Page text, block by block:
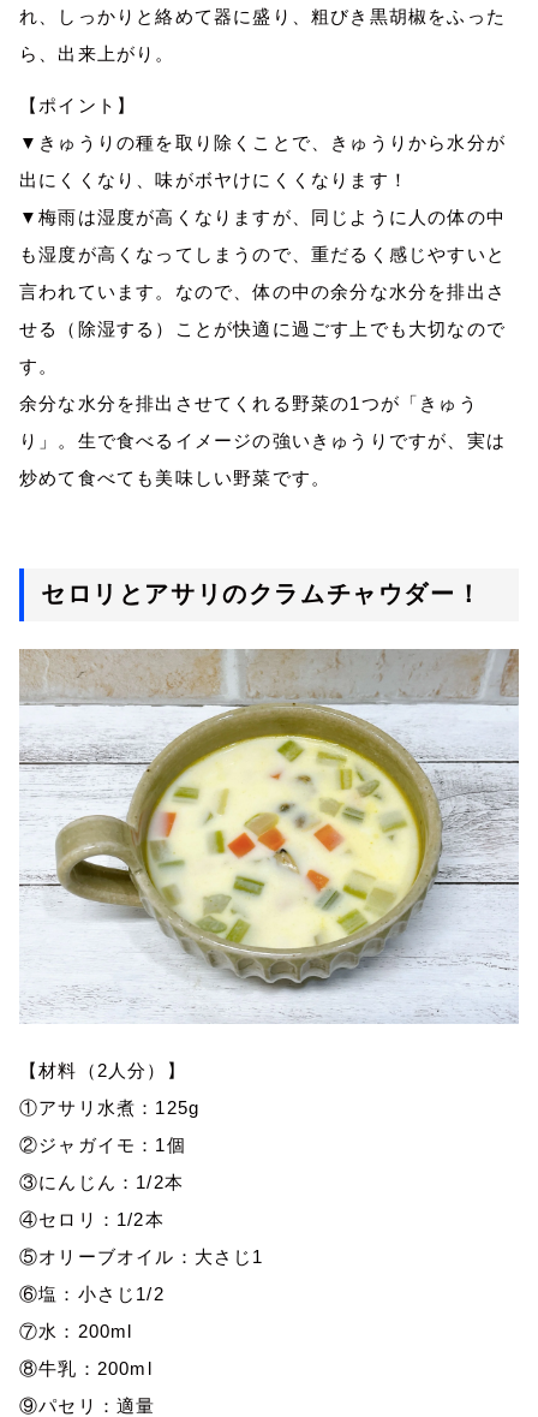
れ、しっかりと絡めて器に盛り、粗びき黒胡椒をふった
ら、出来上がり。
【ポイント】
▼きゅうりの種を取り除くことで、きゅうりから水分が
出にくくなり、味がボヤけにくくなります！
▼梅雨は湿度が高くなりますが、同じように人の体の中
も湿度が高くなってしまうので、重だるく感じやすいと
言われています。なので、体の中の余分な水分を排出さ
せる（除湿する）ことが快適に過ごす上でも大切なので
す。
余分な水分を排出させてくれる野菜の1つが「きゅう
り」。生で食べるイメージの強いきゅうりですが、実は
炒めて食べても美味しい野菜です。
セロリとアサリのクラムチャウダー！
【材料（2人分）】
①アサリ水煮：125g
②ジャガイモ：1個
③にんじん：1/2本
④セロリ：1/2本
⑤オリーブオイル：大さじ1
⑥塩：小さじ1/2
⑦水：200ml
⑧牛乳：200ml
⑨パセリ：適量